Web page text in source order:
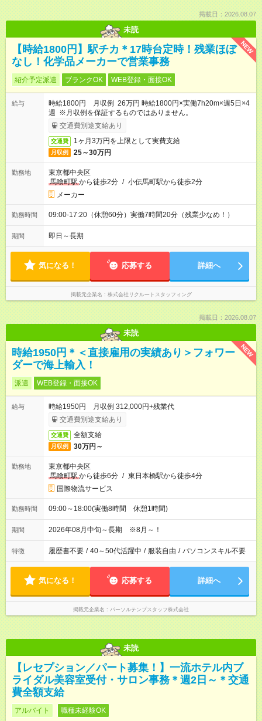
掲載日：2026.08.07
未読
NEW
【時給1800円】駅チカ＊17時台定時！残業ほぼ
なし！化学品メーカーで営業事務
紹介予定派遣 ブランクOK WEB登録・面接OK
給与
時給1800円 月収例 26万円 時給1800円×実働7h20m×週5日×4
週 ※月収例を保証するものではありません。
交通費別途支給あり
交通費 1ヶ月3万円を上限として実費支給
月収例 25～30万円
勤務地
東京都中央区
馬喰町駅から徒歩2分 / 小伝馬町駅から徒歩2分
メーカー
勤務時間 09:00-17:20（休憩60分）実働7時間20分（残業少なめ！）
期間 即日～長期
気になる！ 応募する 詳細へ
掲載元企業名 株式会社リクルートスタッフィング
掲載日：2026.08.07
未読
NEW
時給1950円＊＜直接雇用の実績あり＞フォワー
ダーで海上輸入！
派遣 WEB登録・面接OK
給与
時給1950円 月収例 312,000円+残業代
交通費別途支給あり
交通費 全額支給
月収例 30万円～
勤務地
東京都中央区
馬喰町駅から徒歩6分 / 東日本橋駅から徒歩4分
国際物流サービス
勤務時間 09:00～18:00(実働8時間 休憩1時間)
期間 2026年08月中旬～長期 ※8月～！
特徴 履歴書不要 / 40～50代活躍中 / 服装自由 / パソコンスキル不要
気になる！ 応募する 詳細へ
掲載元企業名 パーソルテンプスタッフ株式会社
未読
【レセプション／パート募集！】一流ホテル内ブ
ライダル美容室受付・サロン事務＊週2日～＊交通
費全額支給
アルバイト 職種未経験OK